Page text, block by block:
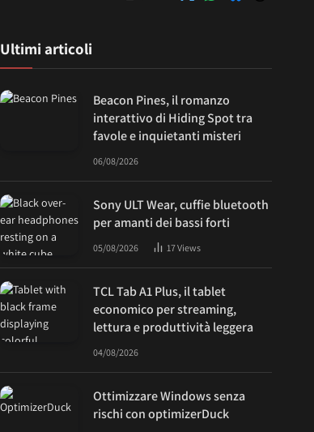
Ultimi articoli
Beacon Pines, il romanzo
interattivo di Hiding Spot tra
favole e inquietanti misteri
06/08/2026
Sony ULT Wear, cuffie bluetooth
per amanti dei bassi forti
05/08/2026 17Views
TCL Tab A1 Plus, il tablet
economico per streaming,
lettura e produttività leggera
04/08/2026
Ottimizzare Windows senza
rischi con optimizerDuck